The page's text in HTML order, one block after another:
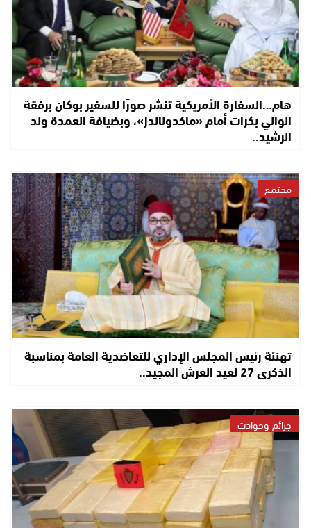
هام…السفارة الأمريكية تنشر صورًا للسفير بوكان برفقة
الوالي بكرات أمام «ماكدونالدز»، وبضيافة العمدة ولد
الرشيد..
مجتمع
تهنئة رئيس المجلس الإداري للتعاضدية العامة بمناسبة
الذكرى 27 لعيد العرش المجيد..
جرائم وحوادث